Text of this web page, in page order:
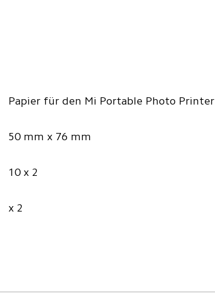
Papier für den Mi Portable Photo Printer
50 mm x 76 mm
10 x 2
x 2